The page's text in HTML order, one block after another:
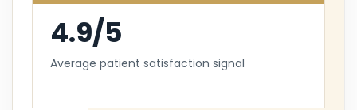
4.9/5
Average patient satisfaction signal